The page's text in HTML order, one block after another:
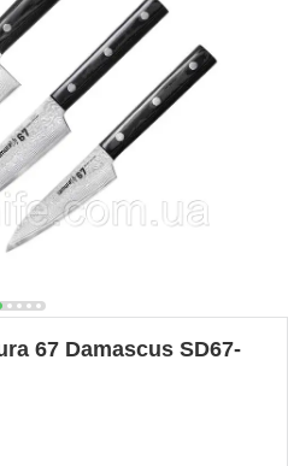
67 Damascus SD67-